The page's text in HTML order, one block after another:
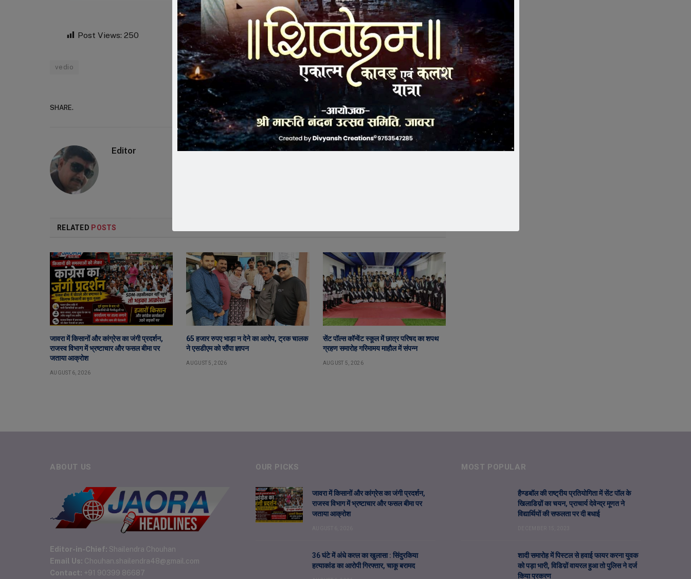
Post Views: 250
vedio
SHARE.
Facebook Twitter Pinterest LinkedIn Tumblr Telegram Email
Editor
RELATED POSTS
जावरा में किसानों और कांग्रेस का जंगी प्रदर्शन,
राजस्व विभाग में भ्रष्टाचार और फसल बीमा पर
जताया आक्रोश
AUGUST 6, 2026
65 हजार रुपए भाड़ा न देने का आरोप, ट्रक चालक
ने एसडीएम को सौंपा ज्ञापन
AUGUST 5, 2026
सेंट पॉल्स कॉन्वेंट स्कूल में छात्र परिषद का शपथ
ग्रहण समारोह गरिमामय माहौल में संपन्न
AUGUST 5, 2026
ABOUT US
Editor-in-Chief: Shailendra Chouhan
Email Us: Chouhan.shailendra48@gmail.com
Contact: +91 90399 86687
OUR PICKS
जावरा में किसानों और कांग्रेस का जंगी प्रदर्शन,
राजस्व विभाग में भ्रष्टाचार और फसल बीमा पर
जताया आक्रोश
36 घंटे में अंधे कत्ल का खुलासा : सिंदुरकिया
हत्याकांड का आरोपी गिरफ्तार, चाकू बरामद
MOST POPULAR
हैण्डबॉल की राष्ट्रीय प्रतियोगिता में सेंट पॉल के
खिलाडिय़ों का चयन, प्राचार्य देवेन्द्र मूणत ने
विद्यार्थियों की सफलता पर दी बधाई
शादी समारोह में पिस्टल से हवाई फायर करना युवक
को पड़ा भारी, विडिय़ों वायरल हुआ तो पुलिस ने दर्ज
किया प्रकरण